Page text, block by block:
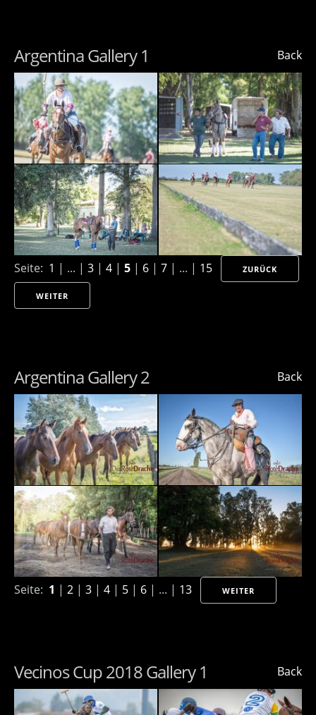
Back
Argentina Gallery 1
Seite: 1 | ... | 3 | 4 | 5 | 6 | 7 | ... | 15 ZURÜCK
WEITER
Back
Argentina Gallery 2
Seite: 1 | 2 | 3 | 4 | 5 | 6 | ... | 13 WEITER
Back
Vecinos Cup 2018 Gallery 1